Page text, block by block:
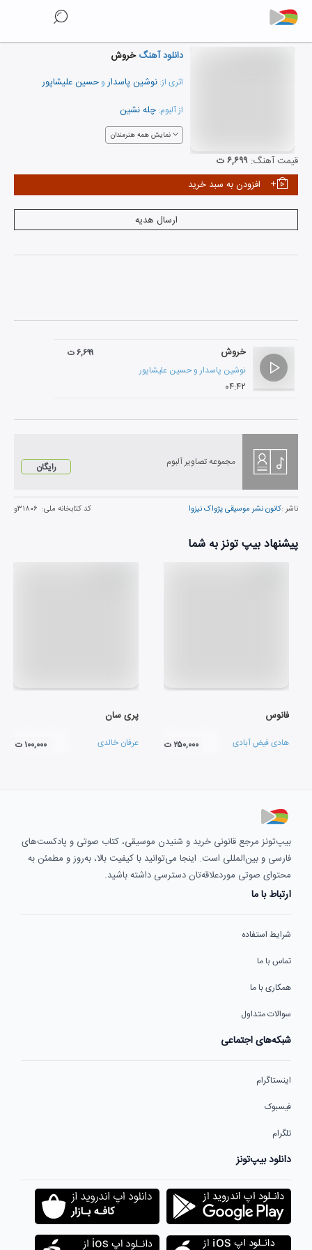
دانلود آهنگخروش
اثری از: نوشین پاسدار و حسین علیشاپور
از آلبوم: چله نشین
نمایش همه هنرمندان
قیمت آهنگ: ۶,۶۹۹ ت
افزودن به سبد خرید
ارسال هدیه
خروش
نوشین پاسدار و حسین علیشاپور
۰۴:۴۲
۶,۶۹۹ ت
مجموعه تصاویر آلبوم رایگان
ناشر :کانون نشر موسیقی پژواک نیزوا کد کتابخانه ملی: ۳۱۸۰۶و
پیشنهاد بیپ تونز به شما
فانوس
هادی فیض آبادی ۲۵۰,۰۰۰ ت
پری سان
عرفان خالدی ۱۰۰,۰۰۰ ت
بیپ‌تونز مرجع قانونی خرید و شنیدن موسیقی، کتاب صوتی و پادکست‌های
فارسی و بین‌المللی است. اینجا می‌توانید با کیفیت بالا، به‌روز و مطمئن به
محتوای صوتی موردعلاقه‌تان دسترسی داشته باشید.
ارتباط با ما
شرایط استفاده
تماس با ما
همکاری با ما
سوالات متداول
شبکه‌های اجتماعی
اینستاگرام
فیسبوک
تلگرام
دانلود بیپ‌تونز